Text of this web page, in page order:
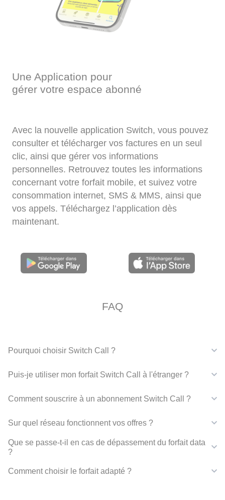
Une Application pour
gérer votre espace abonné
Avec la nouvelle application Switch, vous pouvez
consulter et télécharger vos factures en un seul
clic, ainsi que gérer vos informations
personnelles. Retrouvez toutes les informations
concernant votre forfait mobile, et suivez votre
consommation internet, SMS & MMS, ainsi que
vos appels. Téléchargez l’application dès
maintenant.
FAQ
Pourquoi choisir Switch Call ?
Puis-je utiliser mon forfait Switch Call à l'étranger ?
Comment souscrire à un abonnement Switch Call ?
Sur quel réseau fonctionnent vos offres ?
Que se passe-t-il en cas de dépassement du forfait data
?
Comment choisir le forfait adapté ?